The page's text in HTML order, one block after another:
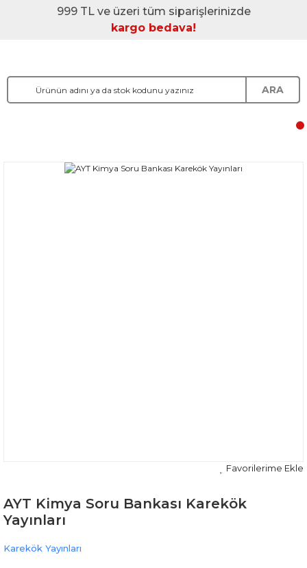
999 TL ve üzeri tüm siparişlerinizde
kargo bedava!
ARA
AYT Kimya Soru Bankası Karekök
Yayınları
Karekök Yayınları